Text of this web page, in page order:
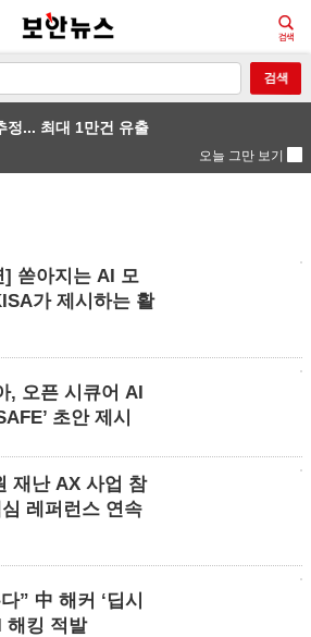
] 쏟아지는 AI 모
가 제시하는 활
, 오픈 시큐어 AI
초안 제시
재난 AX 사업 참
레퍼런스 연속
” 中 해커 ‘딥시
해킹 적발
정... 최대 1만건 유출
오늘 그만 보기